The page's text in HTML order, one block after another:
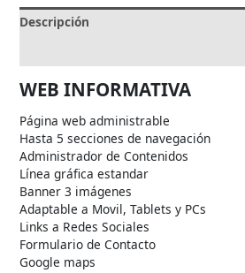
Descripción
WEB INFORMATIVA
Página web administrable
Hasta 5 secciones de navegación
Administrador de Contenidos
Línea gráfica estandar
Banner 3 imágenes
Adaptable a Movil, Tablets y PCs
Links a Redes Sociales
Formulario de Contacto
Google maps